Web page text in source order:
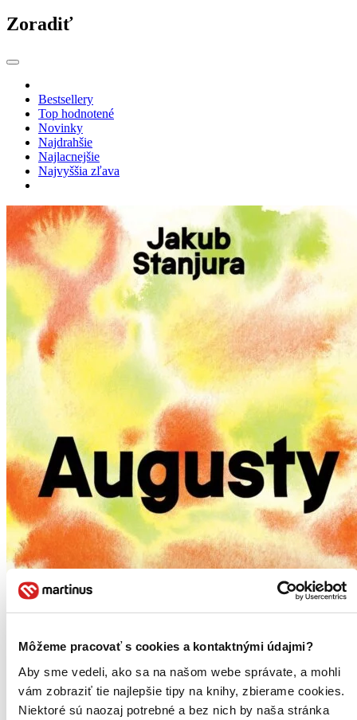
Môžeme pracovať s cookies a kontaktnými údajmi?
Aby sme vedeli, ako sa na našom webe správate, a mohli
vám zobraziť tie najlepšie tipy na knihy, zbierame cookies.
Niektoré sú naozaj potrebné a bez nich by naša stránka
Zoradiť
Bestsellery
Top hodnotené
Novinky
Najdrahšie
Najlacnejšie
Najvyššia zľava